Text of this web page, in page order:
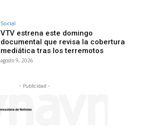
Social
VTV estrena este domingo
documental que revisa la cobertura
mediática tras los terremotos
agosto 9, 2026
- Publicidad -